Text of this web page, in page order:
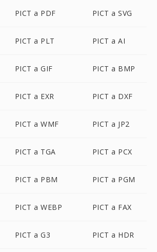
PICT a PDF PICT a SVG
PICT a PLT PICT a AI
PICT a GIF PICT a BMP
PICT a EXR PICT a DXF
PICT a WMF PICT a JP2
PICT a TGA PICT a PCX
PICT a PBM PICT a PGM
PICT a WEBP PICT a FAX
PICT a G3 PICT a HDR